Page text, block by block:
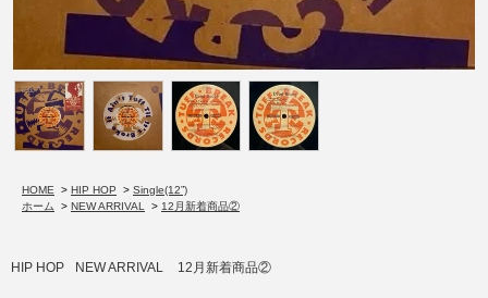
HOME > HIP HOP > Single(12”)
ホーム
> NEW ARRIVAL > 12月新着商品②
HIP HOP NEW ARRIVAL 12月新着商品②